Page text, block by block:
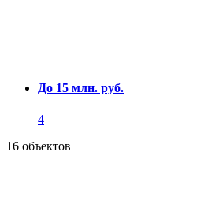
До 15 млн. руб.
4
16 объектов